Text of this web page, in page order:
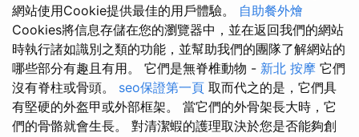
網站使用Cookie提供最佳的用戶體驗。 自助餐外燴
Cookies將信息存儲在您的瀏覽器中，並在返回我們的網站
時執行諸如識別之類的功能，並幫助我們的團隊了解網站的
哪些部分有趣且有用。 它們是無脊椎動物 - 新北 按摩 它們
沒有脊柱或骨頭。 seo保證第一頁 取而代之的是，它們具
有堅硬的外盔甲或外部框架。 當它們的外骨架長大時，它
們的骨骼就會生長。 對清潔蝦的護理取決於您是否能夠創